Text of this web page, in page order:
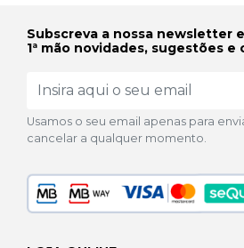
Subscreva a nossa newsletter
1ª mão novidades, sugestões e
Usamos o seu email apenas para
cancelar a qualquer momento.